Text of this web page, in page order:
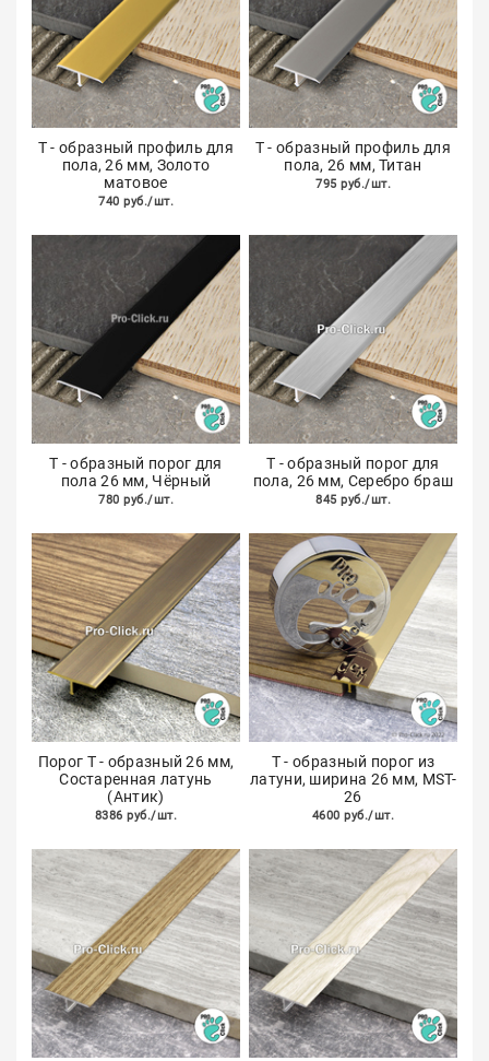
Т - образный профиль для
пола, 26 мм, Золото
матовое
740 руб./шт.
Т - образный профиль для
пола, 26 мм, Титан
795 руб./шт.
Т - образный порог для
пола 26 мм, Чёрный
780 руб./шт.
Т - образный порог для
пола, 26 мм, Серебро браш
845 руб./шт.
Порог Т - образный 26 мм,
Состаренная латунь
(Антик)
8386 руб./шт.
Т - образный порог из
латуни, ширина 26 мм, MST-
26
4600 руб./шт.